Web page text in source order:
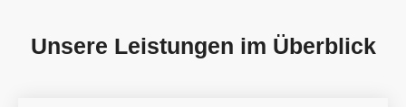
Unsere Leistungen im Überblick